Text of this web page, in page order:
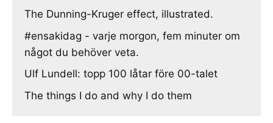
The Dunning-Kruger effect, illustrated.
#ensakidag - varje morgon, fem minuter om
något du behöver veta.
Ulf Lundell: topp 100 låtar före 00-talet
The things I do and why I do them